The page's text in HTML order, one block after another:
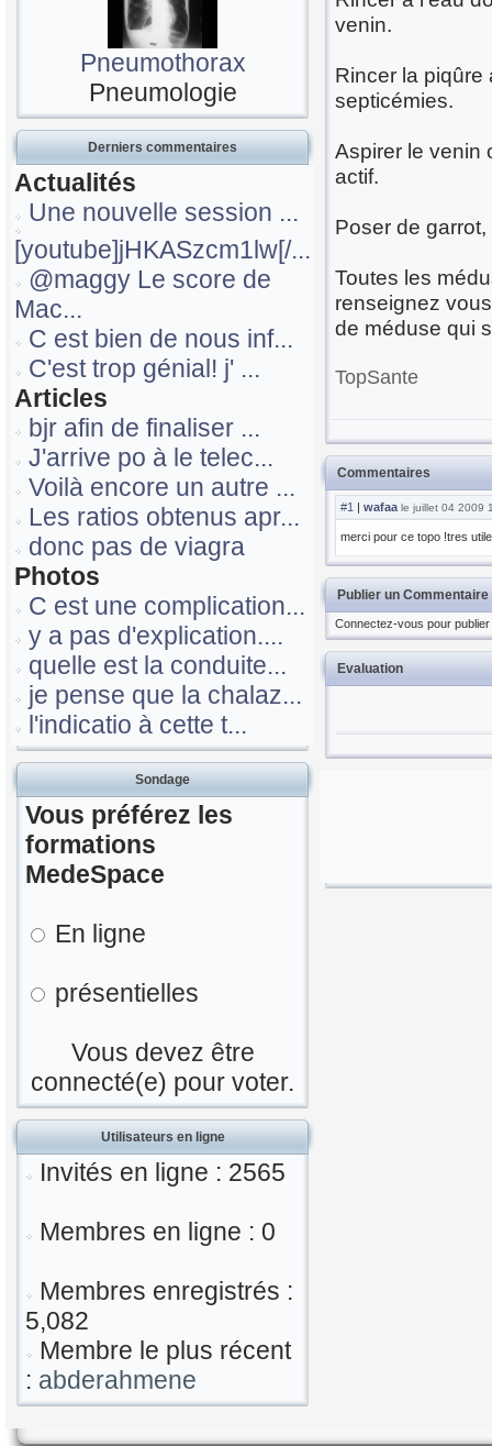
Pneumothorax
Pneumologie
Derniers commentaires
Actualités
Une nouvelle session ...
[youtube]jHKASzcm1lw[/...
@maggy Le score de
Mac...
C est bien de nous inf...
C'est trop génial! j' ...
Articles
bjr afin de finaliser ...
J'arrive po à le telec...
Voilà encore un autre ...
Les ratios obtenus apr...
donc pas de viagra
Photos
C est une complication...
y a pas d'explication....
quelle est la conduite...
je pense que la chalaz...
l'indicatio à cette t...
Sondage
Vous préférez les
formations
MedeSpace
En ligne
présentielles
Vous devez être
connecté(e) pour voter.
Utilisateurs en ligne
Invités en ligne : 2565
Membres en ligne : 0
Membres enregistrés :
5,082
Membre le plus récent
: abderahmene
venin.
Rincer la
septicémies.
Aspirer le venin
actif.
Poser de
Toutes les
renseignez
de méduse qui
TopSante
Commentaires
#1 |wafaa le juillet 04 2009
merci pour ce topo !tres
Publier un Commentaire
Connectez-vous pour
Evaluation